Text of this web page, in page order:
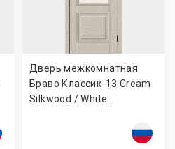
Дверь межкомнатная
Браво Классик-13 Cream
Silkwood / White...